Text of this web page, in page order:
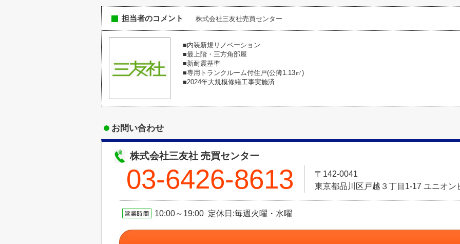
担当者のコメント 株式会社三友社売買センター
■内装新規リノベーション
■最上階・三方角部屋
■新耐震基準
■専用トランクルーム付住戸(公簿1.13㎡)
■2024年大規模修繕工事実施済
お問い合わせ
株式会社三友社 売買センター
03-6426-8613
〒142-0041
東京都品川区戸越３丁目1-17 ユニオン
10:00～19:00 定休日:毎週火曜・水曜